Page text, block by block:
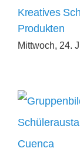
Kreatives
Produkten
Mittwoch, 24.